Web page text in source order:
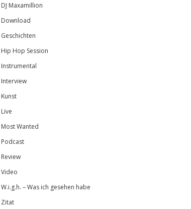
DJ Maxamillion
Download
Geschichten
Hip Hop Session
Instrumental
Interview
Kunst
Live
Most Wanted
Podcast
Review
Video
W.i.g.h. – Was ich gesehen habe
Zitat